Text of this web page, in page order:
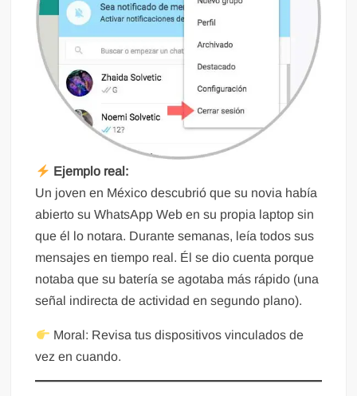
Ejemplo real:
Un joven en México descubrió que su novia había
abierto su WhatsApp Web en su propia laptop sin
que él lo notara. Durante semanas, leía todos sus
mensajes en tiempo real. Él se dio cuenta porque
notaba que su batería se agotaba más rápido (una
señal indirecta de actividad en segundo plano).
Moral: Revisa tus dispositivos vinculados de
vez en cuando.